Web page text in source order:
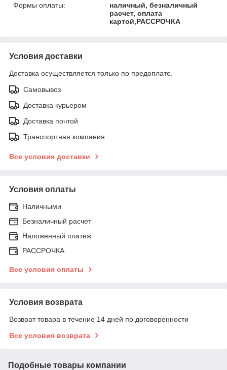
Формы оплаты:
наличный, безналичный
расчет, оплата
картой,РАССРОЧКА
Условия доставки
Доставка осуществляется только по предоплате.
Самовывоз
Доставка курьером
Доставка почтой
Транспортная компания
Все условия доставки
Условия оплаты
Наличными
Безналичный расчет
Наложенный платеж
РАССРОЧКА
Все условия оплаты
Условия возврата
Возврат товара в течение 14 дней по договоренности
Все условия возврата
Подобные товары компании